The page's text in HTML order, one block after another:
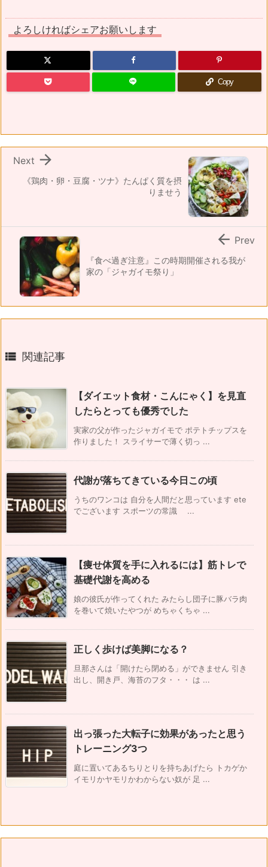
よろしければシェアお願いします
Copy
《鶏肉・卵・豆腐・ツナ》たんぱく質を摂
りませう

Next
『食べ過ぎ注意』この時期開催される我が
家の「ジャガイモ祭り」
 Prev
 関連記事
【ダイエット食材・こんにゃく】を見直
したらとっても優秀でした
実家の父が作ったジャガイモで ポテトチップスを
作りました！ スライサーで薄く切っ ...
代謝が落ちてきている今日この頃
うちのワンコは 自分を人間だと思っています ete
でございます スポーツの常識 ...
【痩せ体質を手に入れるには】筋トレで
基礎代謝を高める
娘の彼氏が作ってくれた みたらし団子に豚バラ肉
を巻いて焼いたやつが めちゃくちゃ ...
正しく歩けば美脚になる？
旦那さんは「開けたら閉める」ができません 引き
出し、開き戸、海苔のフタ・・・ は ...
出っ張った大転子に効果があったと思う
トレーニング3つ
庭に置いてあるちりとりを持ちあげたら トカゲか
イモリかヤモリかわからない奴が 足 ...